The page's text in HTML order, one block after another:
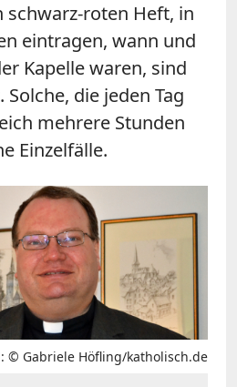
schwarz-roten Heft, in
eintragen, wann und
Kapelle waren, sind
die jeden Tag
mehrere Stunden
Einzelfälle.
© Gabriele Höfling/katholisch.de